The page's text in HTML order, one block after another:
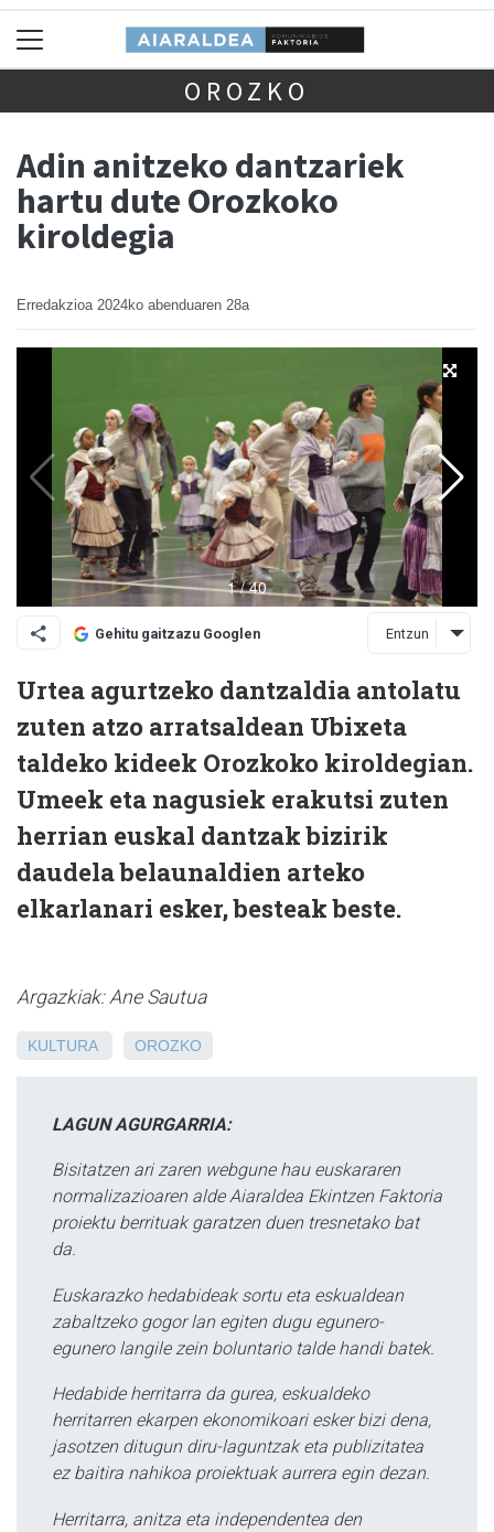
OROZKO
Adin anitzeko dantzariek
hartu dute Orozkoko
kiroldegia
Erredakzioa 2024ko abenduaren 28a
Gehitu gaitzazu Googlen Entzun
Urtea agurtzeko dantzaldia antolatu
zuten atzo arratsaldean Ubixeta
taldeko kideek Orozkoko kiroldegian.
Umeek eta nagusiek erakutsi zuten
herrian euskal dantzak bizirik
daudela belaunaldien arteko
elkarlanari esker, besteak beste.
Argazkiak: Ane Sautua
KULTURA OROZKO
LAGUN AGURGARRIA:
Bisitatzen ari zaren webgune hau euskararen
normalizazioaren alde Aiaraldea Ekintzen Faktoria
proiektu berrituak garatzen duen tresnetako bat
da.
Euskarazko hedabideak sortu eta eskualdean
zabaltzeko gogor lan egiten dugu egunero-
egunero langile zein boluntario talde handi batek.
Hedabide herritarra da gurea, eskualdeko
herritarren ekarpen ekonomikoari esker bizi dena,
jasotzen ditugun diru-laguntzak eta publizitatea
ez baitira nahikoa proiektuak aurrera egin dezan.
Herritarra, anitza eta independentea den